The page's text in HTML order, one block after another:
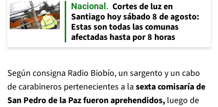
Nacional
Cortes de luz en
Santiago hoy sábado 8 de agosto:
Estas son todas las comunas
afectadas hasta por 8 horas
Según consigna Radio Biobío, un sargento y un cabo
de carabineros pertenecientes a la sexta comisaría de
San Pedro de la Paz fueron aprehendidos, luego de